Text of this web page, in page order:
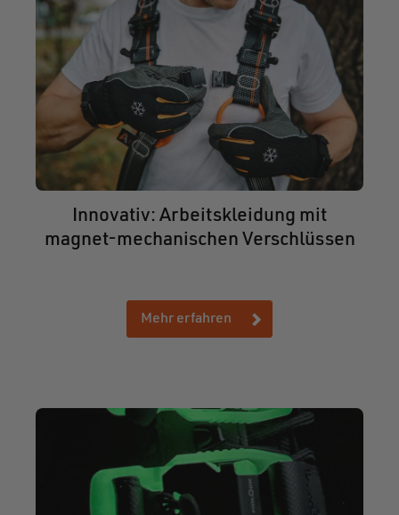
Innovativ: Arbeitskleidung mit
magnet-mechanischen Verschlüssen
Mehr erfahren